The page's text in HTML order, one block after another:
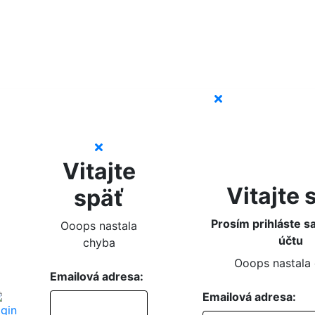
Vitajte
späť
Ooops nastala
chyba
Emailová adresa:
Vitajte
Prosím prihláste
účtu
Ooops nastala
Emailová adresa: